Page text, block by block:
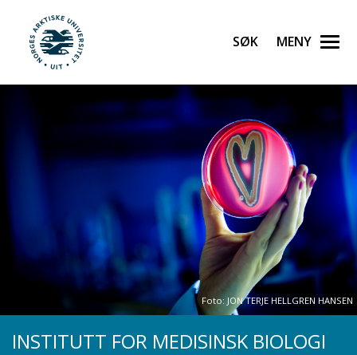
Gå til hovedinnhold
UiT Norges arktiske universitet
Søk Meny
Foto: JON TERJE HELLGREN HANSEN
INSTITUTT FOR MEDISINSK BIOLOGI